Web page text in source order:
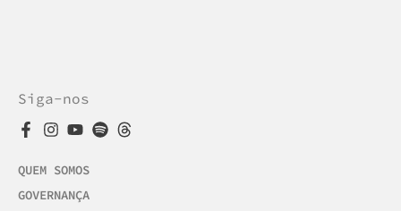
Siga-nos
QUEM SOMOS
GOVERNANÇA